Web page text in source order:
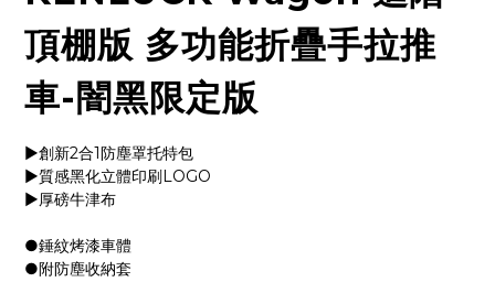
頂棚版 多功能折疊手拉推
車-闇黑限定版
▶創新2合1防塵罩托特包
▶質感黑化立體印刷LOGO
▶厚磅牛津布
●錘紋烤漆車體
●附防塵收納套